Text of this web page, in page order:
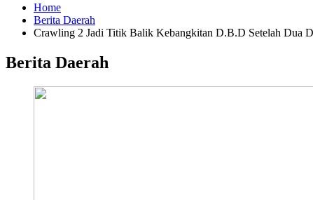
Home
Berita Daerah
Crawling 2 Jadi Titik Balik Kebangkitan D.B.D Setelah Dua
Berita Daerah